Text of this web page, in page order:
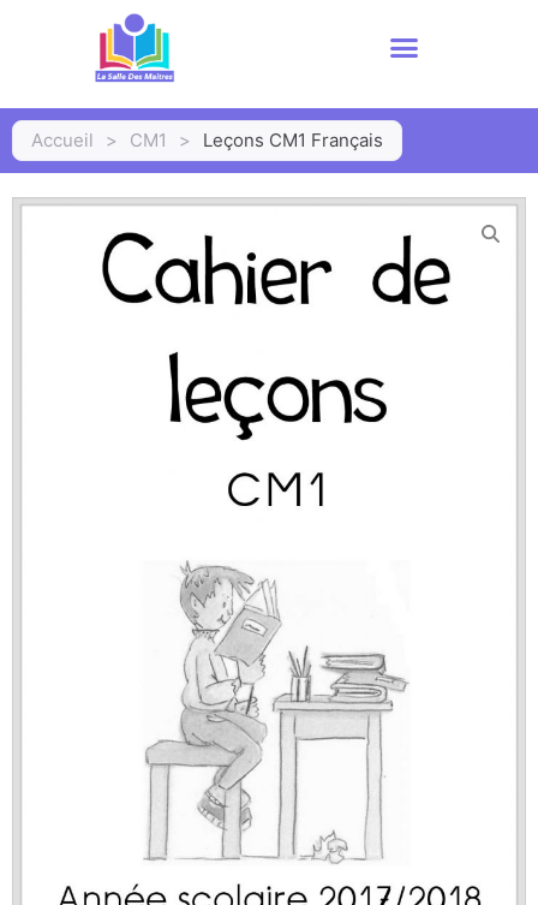
Accueil > CM1 > Leçons CM1 Français